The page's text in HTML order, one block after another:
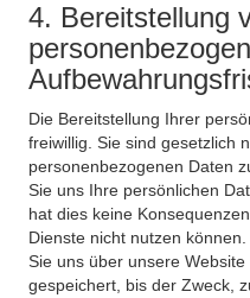
4. Bereitstellung
Die Bereitstellung Ihrer
freiwillig. Sie sind gesetzlich
personenbezogenen Daten
Sie uns Ihre persönlichen
hat dies keine
Dienste nicht nutzen
Sie uns über unsere
gespeichert, bis der Zweck,